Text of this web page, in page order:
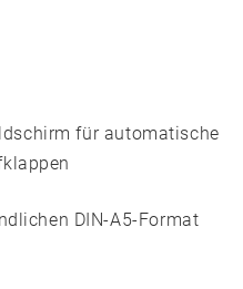
für automatische
DIN-A5-Format